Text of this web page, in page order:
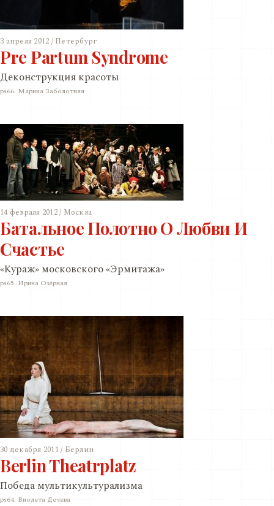
3 апреля 2012 / Петербург
Pre Partum Syndrome
Деконструкция красоты
ps66. Марина Заболотняя
14 февраля 2012 / Москва
Батальное Полотно О Любви И
Счастье
«Кураж» московского «Эрмитажа»
ps65. Ирина Озёрная
30 декабря 2011 / Берлин
Berlin Theatrplatz
Победа мультикультурализма
ps64. Виолета Дечева